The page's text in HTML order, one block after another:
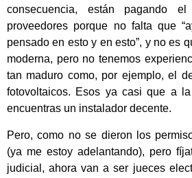
consecuencia, están pagando
proveedores porque no falta que
pensado en esto y en esto”, y no es
moderna, pero no tenemos
tan maduro como, por ejemplo, el
fotovoltaicos. Esos ya casi que a
encuentras un instalador decente.
Pero, como no se dieron los
(ya me estoy adelantando), pero
judicial, ahora van a ser jueces